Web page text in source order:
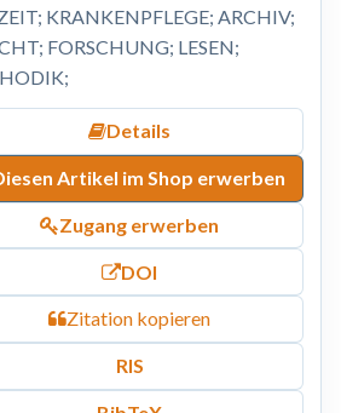
KRANKENPFLEGE; ARCHIV;
FORSCHUNG; LESEN;
Details
Artikel im Shop erwerben
Zugang erwerben
DOI
Zitation kopieren
RIS